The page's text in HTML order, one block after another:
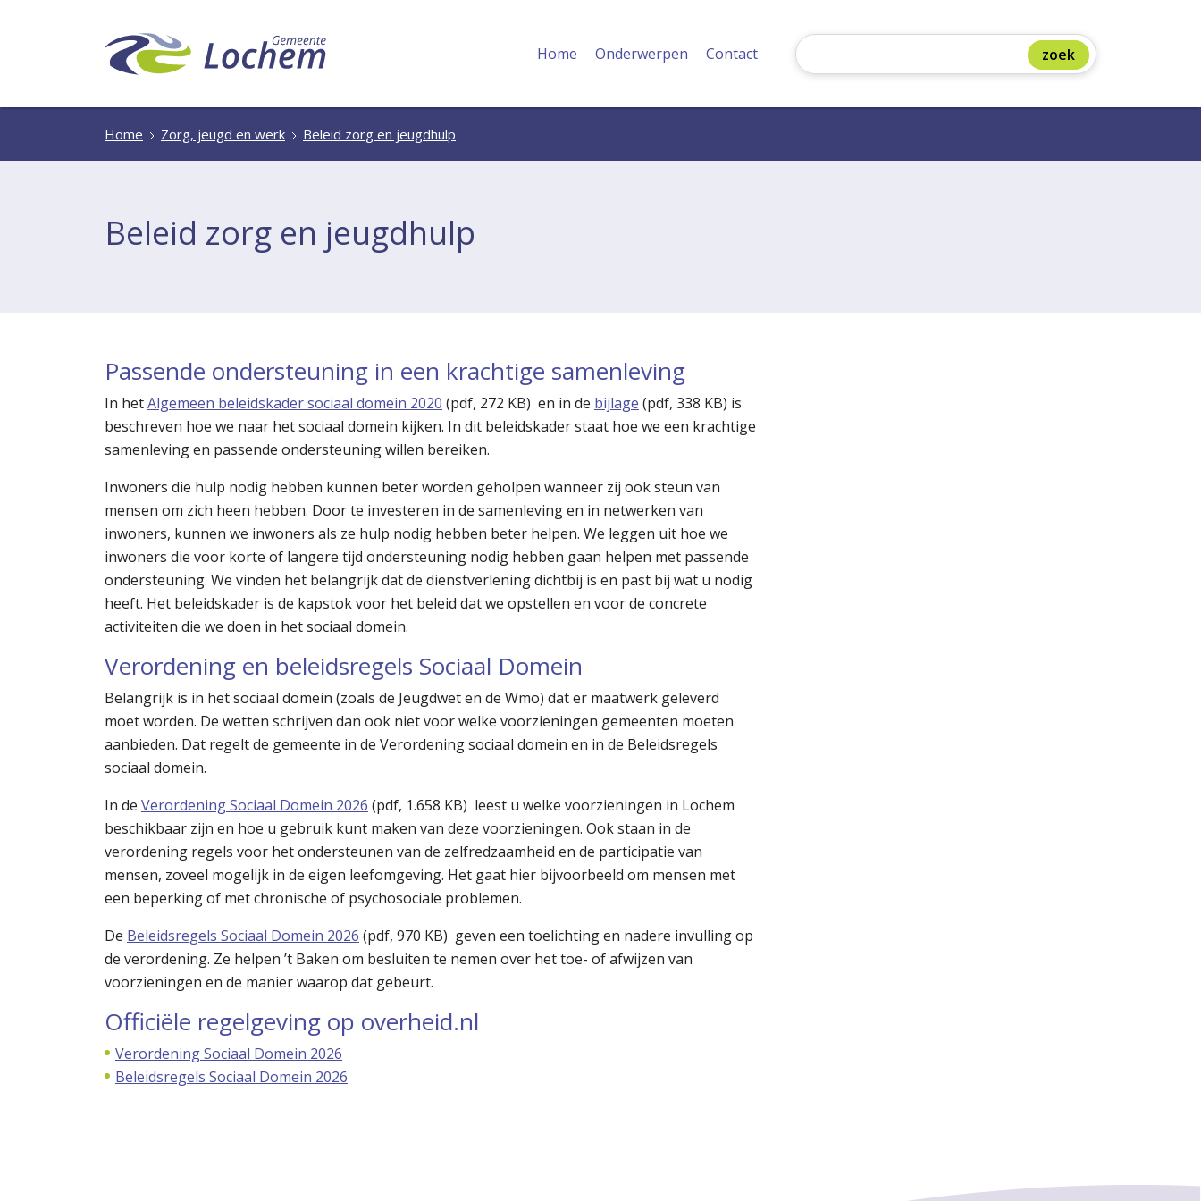
Home Onderwerpen Contact
Home Zorg, jeugd en werk Beleid zorg en jeugdhulp
Beleid zorg en jeugdhulp
Passende ondersteuning in een krachtige samenleving
In hetAlgemeen beleidskader sociaal domein 2020 (pdf, 272 KB) en in de bijlage (pdf, 338 KB) is
beschreven hoe we naar het sociaal domein kijken. In dit beleidskader staat hoe we een krachtige
samenleving en passende ondersteuning willen bereiken.
Inwoners die hulp nodig hebben kunnen beter worden geholpen wanneer zij ook steun van
mensen om zich heen hebben. Door te investeren in de samenleving en in netwerken van
inwoners, kunnen we inwoners als ze hulp nodig hebben beter helpen. We leggen uit hoe we
inwoners die voor korte of langere tijd ondersteuning nodig hebben gaan helpen met passende
ondersteuning. We vinden het belangrijk dat de dienstverlening dichtbij is en past bij wat u nodig
heeft. Het beleidskader is de kapstok voor het beleid dat we opstellen en voor de concrete
activiteiten die we doen in het sociaal domein.
Verordening en beleidsregels Sociaal Domein
Belangrijk is in het sociaal domein (zoals de Jeugdwet en de Wmo) dat er maatwerk geleverd
moet worden. De wetten schrijven dan ook niet voor welke voorzieningen gemeenten moeten
aanbieden. Dat regelt de gemeente in de Verordening sociaal domein en in de Beleidsregels
sociaal domein.
In de Verordening Sociaal Domein 2026 (pdf, 1.658 KB) leest u welke voorzieningen in Lochem
beschikbaar zijn en hoe u gebruik kunt maken van deze voorzieningen. Ook staan in de
verordening regels voor het ondersteunen van de zelfredzaamheid en de participatie van
mensen, zoveel mogelijk in de eigen leefomgeving. Het gaat hier bijvoorbeeld om mensen met
een beperking of met chronische of psychosociale problemen.
De Beleidsregels Sociaal Domein 2026 (pdf, 970 KB) geven een toelichting en nadere invulling op
de verordening. Ze helpen ’t Baken om besluiten te nemen over het toe- of afwijzen van
voorzieningen en de manier waarop dat gebeurt.
Officiële regelgeving op overheid.nl
Verordening Sociaal Domein 2026
Beleidsregels Sociaal Domein 2026